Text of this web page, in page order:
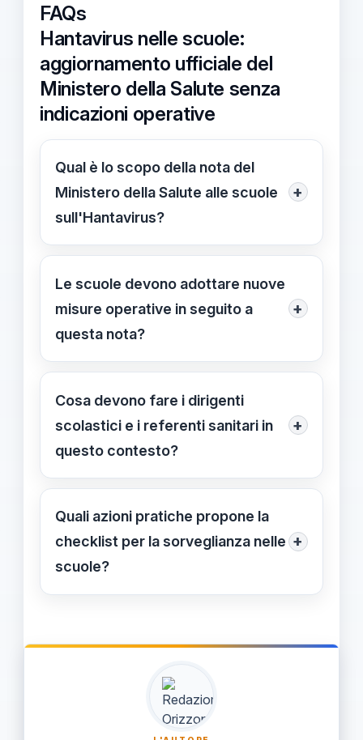
FAQs
Hantavirus nelle scuole:
aggiornamento ufficiale del
Ministero della Salute senza
indicazioni operative
Qual è lo scopo della nota del
Ministero della Salute alle scuole
sull'Hantavirus?
+
Aggiorna il quadro epidemiologico e
chiarisce i limiti dell'informazione
disponibile; non contiene indicazioni
operative per le scuole.
Le scuole devono adottare nuove
misure operative in seguito a
questa nota?
+
No; la nota non prevede nuove
misure operative per le scuole. Le
decisioni operative restano alle
autorità sanitarie centrali e regionali;
chiara restano priorità.
Cosa devono fare i dirigenti
scolastici e i referenti sanitari in
questo contesto?
+
Mantenere contatti regolari con ASL
e USR, monitorare gli aggiornamenti
ufficiali e attenersi alle indicazioni
delle autorità sanitarie; evitare azioni
Quali azioni pratiche propone la
checklist per la sorveglianza nelle
scuole?
+
Monitorare rapidamente le
modo chiaro con famiglie e
personale, rafforzare le pratiche
igieniche e segnalare sintomi o
contatti alle autorità.